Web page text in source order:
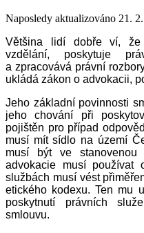
Naposledy aktualizováno 21.
Většina lidí dobře ví,
vzdělání, poskytuje
a zpracovává právní
ukládá zákon o advokacii,
Jeho základní povinnosti
jeho chování při
pojištěn pro případ
musí mít sídlo na území
musí být ve
advokacie musí používat
službách musí vést
etického kodexu. Ten mu
poskytnutí právních
smlouvu.